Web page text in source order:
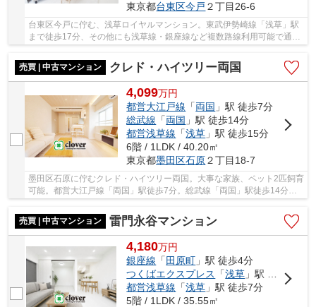
東京都台東区今戸 ２丁目26-6
台東区今戸に佇む、浅草ロイヤルマンション。東武伊勢崎線「浅草」駅
まで徒歩17分、その他にも浅草線・銀座線など複数路線利用可能で通
売買 | 中古マンション
クレド・ハイツリー両国
4,099万円
都営大江戸線 「両国 」駅 徒歩7分
総武線 「両国 」駅 徒歩14分
都営浅草線 「浅草 」駅 徒歩15分
6階 / 1LDK / 40.20㎡
東京都墨田区石原２丁目18-7
墨田区石原に佇むクレド・ハイツリー両国。大事な家族、ペット2匹飼育
可能。都営大江戸線「両国」駅徒歩7分。総武線「両国」駅徒歩14分。
1988年1月築、鉄骨鉄筋コンクリート造8階建て...
売買 | 中古マンション
雷門永谷マンション
4,180万円
銀座線 「 田原町 」駅 徒歩4分
つくばエクスプレス
「浅草 」駅 徒歩5分
都営浅草線 「浅草 」駅 徒歩7分
5階 / 1LDK / 35.55㎡